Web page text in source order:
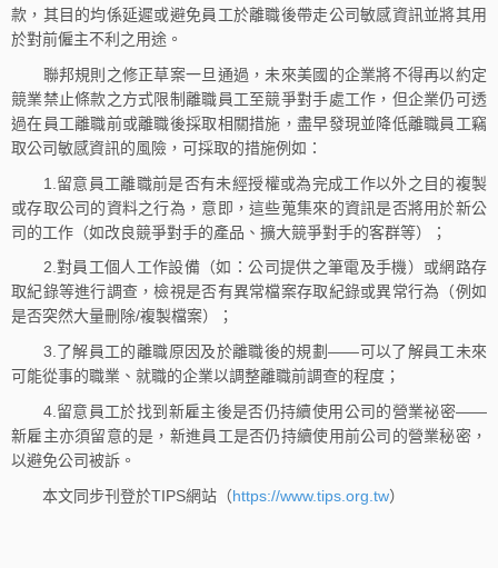
款，其目的均係延遲或避免員工於離職後帶走公司敏感資訊並將其用
於對前僱主不利之用途。
聯邦規則之修正草案一旦通過，未來美國的企業將不得再以約定
競業禁止條款之方式限制離職員工至競爭對手處工作，但企業仍可透
過在員工離職前或離職後採取相關措施，盡早發現並降低離職員工竊
取公司敏感資訊的風險，可採取的措施例如：
1.留意員工離職前是否有未經授權或為完成工作以外之目的複製
或存取公司的資料之行為，意即，這些蒐集來的資訊是否將用於新公
司的工作（如改良競爭對手的產品、擴大競爭對手的客群等）；
2.對員工個人工作設備（如：公司提供之筆電及手機）或網路存
取紀錄等進行調查，檢視是否有異常檔案存取紀錄或異常行為（例如
是否突然大量刪除/複製檔案）；
3.了解員工的離職原因及於離職後的規劃——可以了解員工未來
可能從事的職業、就職的企業以調整離職前調查的程度；
4.留意員工於找到新雇主後是否仍持續使用公司的營業祕密——
新雇主亦須留意的是，新進員工是否仍持續使用前公司的營業秘密，
以避免公司被訴。
本文同步刊登於TIPS網站（https://www.tips.org.tw）